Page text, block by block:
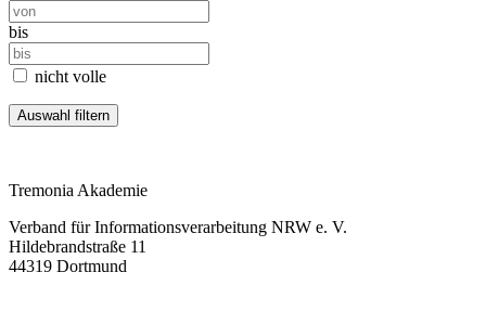
bis
nicht volle
Tremonia Akademie
Verband für Informationsverarbeitung NRW e. V.
Hildebrandstraße 11
44319 Dortmund